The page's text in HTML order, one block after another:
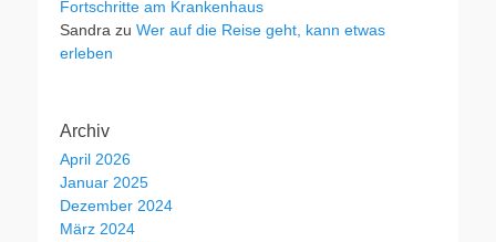
Fortschritte am Krankenhaus
Sandra zu Wer auf die Reise geht, kann etwas
erleben
Archiv
April 2026
Januar 2025
Dezember 2024
März 2024